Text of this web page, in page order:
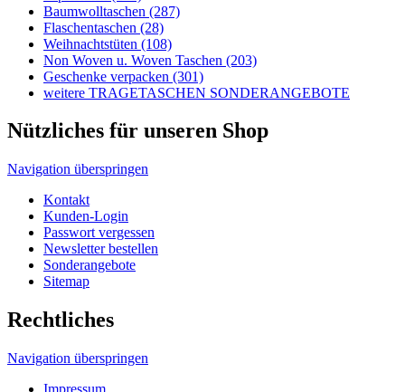
Navigation überspringen
Kontakt
Kunden-Login
Passwort vergessen
Newsletter bestellen
Sonderangebote
Sitemap
Rechtliches
Navigation überspringen
Impressum
AGB's
Lieferungen-Zahlungsbedingungen
Datenschutzbestimmungen
Allgemeine Infos
Navigation überspringen